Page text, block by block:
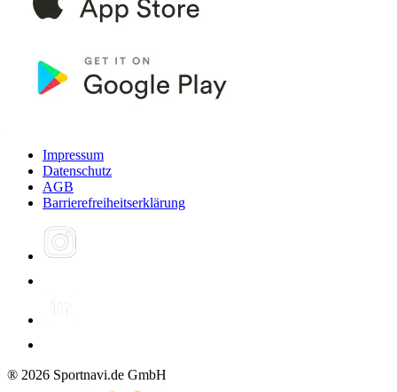
Impressum
Datenschutz
AGB
Barrierefreiheitserklärung
® 2026 Sportnavi.de GmbH